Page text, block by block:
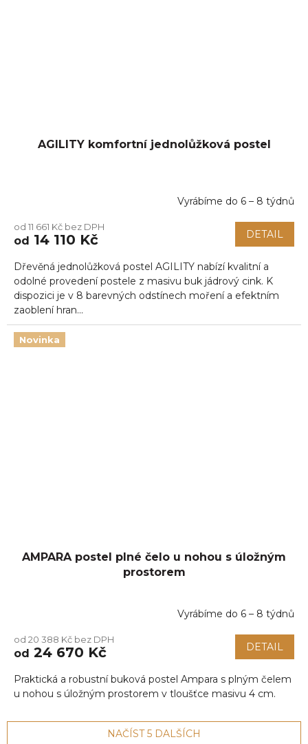
AGILITY komfortní jednolůžková postel
Vyrábíme do 6 – 8 týdnů
od 11 661 Kč bez DPH
od 14 110 Kč DETAIL
Dřevěná jednolůžková postel AGILITY nabízí kvalitní a
odolné provedení postele z masivu buk jádrový cink. K
dispozici je v 8 barevných odstínech moření a efektním
zaoblení hran...
Novinka
AMPARA postel plné čelo u nohou s úložným
prostorem
Vyrábíme do 6 – 8 týdnů
od 20 388 Kč bez DPH
od 24 670 Kč DETAIL
Praktická a robustní buková postel Ampara s plným čelem
u nohou s úložným prostorem v tloušťce masivu 4 cm.
NAČÍST 5 DALŠÍCH